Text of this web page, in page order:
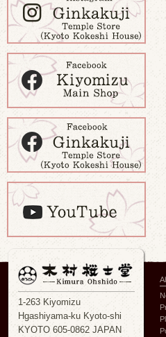
1-263 Kiyomizu
Hgashiyama-ku Kyoto-shi
KYOTO 605-0862 JAPAN